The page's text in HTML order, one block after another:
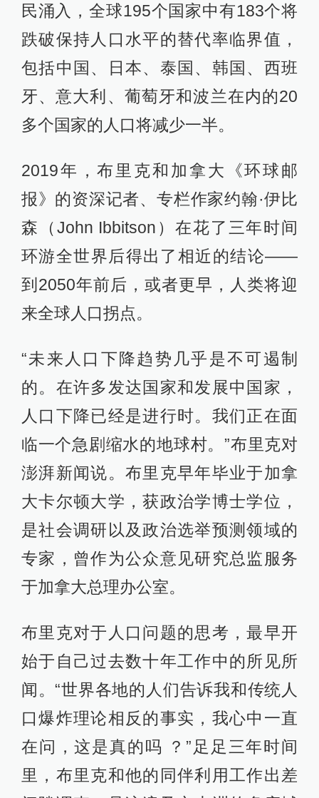
民涌入，全球195个国家中有183个将
跌破保持人口水平的替代率临界值，
包括中国、日本、泰国、韩国、西班
牙、意大利、葡萄牙和波兰在内的20
多个国家的人口将减少一半。
2019年，布里克和加拿大《环球邮
报》的资深记者、专栏作家约翰·伊比
森（John Ibbitson）在花了三年时间
环游全世界后得出了相近的结论——
到2050年前后，或者更早，人类将迎
来全球人口拐点。
“未来人口下降趋势几乎是不可遏制
的。在许多发达国家和发展中国家，
人口下降已经是进行时。我们正在面
临一个急剧缩水的地球村。”布里克对
澎湃新闻说。布里克早年毕业于加拿
大卡尔顿大学，获政治学博士学位，
是社会调研以及政治选举预测领域的
专家，曾作为公众意见研究总监服务
于加拿大总理办公室。
布里克对于人口问题的思考，最早开
始于自己过去数十年工作中的所见所
闻。“世界各地的人们告诉我和传统人
口爆炸理论相反的事实，我心中一直
在问，这是真的吗 ？”足足三年时间
里，布里克和他的同伴利用工作出差